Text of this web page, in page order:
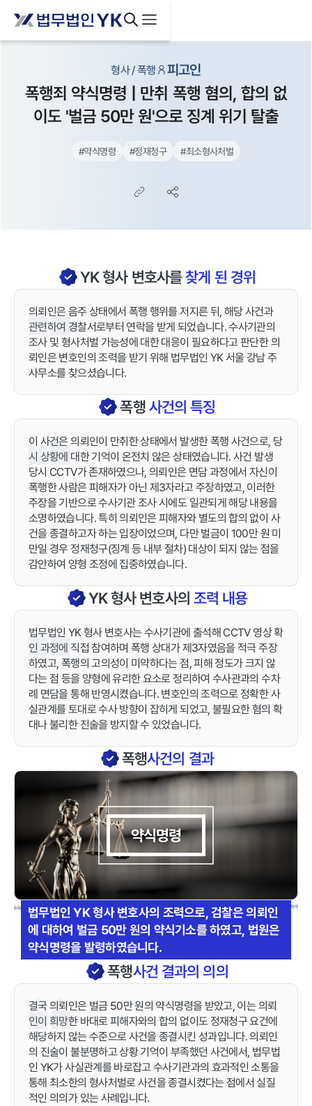
형사 / 폭행 피고인
폭행죄 약식명령 | 만취 폭행 혐의, 합의 없
이도 '벌금 50만 원'으로 징계 위기 탈출
#약식명령 #정재청구 #최소형사처벌
YK형사변호사를찾게 된 경위
의뢰인은 음주 상태에서 폭행 행위를 저지른 뒤, 해당 사건과
관련하여 경찰서로부터 연락을 받게 되었습니다. 수사기관의
조사 및 형사처벌 가능성에 대한 대응이 필요하다고 판단한 의
뢰인은 변호인의 조력을 받기 위해 법무법인 YK 서울 강남 주
사무소를 찾으셨습니다.
폭행사건의 특징
이 사건은 의뢰인이 만취한 상태에서 발생한 폭행 사건으로, 당
시 상황에 대한 기억이 온전치 않은 상태였습니다. 사건 발생
당시 CCTV가 존재하였으나, 의뢰인은 면담 과정에서 자신이
폭행한 사람은 피해자가 아닌 제3자라고 주장하였고, 이러한
주장을 기반으로 수사기관 조사 시에도 일관되게 해당 내용을
소명하였습니다. 특히 의뢰인은 피해자와 별도의 합의 없이 사
건을 종결하고자 하는 입장이었으며, 다만 벌금이 100만 원 미
만일 경우 정재청구(징계 등 내부 절차) 대상이 되지 않는 점을
감안하여 양형 조정에 집중하였습니다.
YK형사변호사의조력 내용
법무법인 YK 형사 변호사는 수사기관에 출석해 CCTV 영상 확
인 과정에 직접 참여하며 폭행 상대가 제3자였음을 적극 주장
하였고, 폭행의 고의성이 미약하다는 점, 피해 정도가 크지 않
다는 점 등을 양형에 유리한 요소로 정리하여 수사관과의 수차
례 면담을 통해 반영시켰습니다. 변호인의 조력으로 정확한 사
실관계를 토대로 수사 방향이 잡히게 되었고, 불필요한 혐의 확
대나 불리한 진술을 방지할 수 있었습니다.
폭행사건의 결과
약식명령
법무법인 YK 형사 변호사의 조력으로, 검찰은 의뢰인
에 대하여 벌금 50만 원의 약식기소를 하였고, 법원은
약식명령을 발령하였습니다.
폭행사건 결과의 의의
결국 의뢰인은 벌금 50만 원의 약식명령을 받았고, 이는 의뢰
인이 희망한 바대로 피해자와의 합의 없이도 정재청구 요건에
해당하지 않는 수준으로 사건을 종결시킨 성과입니다. 의뢰인
의 진술이 불분명하고 상황 기억이 부족했던 사건에서, 법무법
인 YK가 사실관계를 바로잡고 수사기관과의 효과적인 소통을
통해 최소한의 형사처벌로 사건을 종결시켰다는 점에서 실질
적인 의의가 있는 사례입니다.